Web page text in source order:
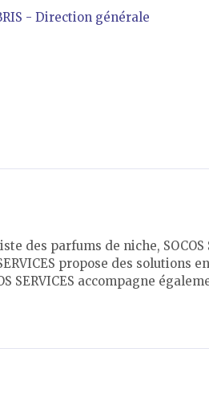
- Direction générale
des parfums de niche, SOCOS
propose des solutions
accompagne